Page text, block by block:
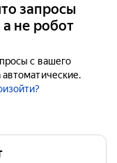
запросы
не робот
с вашего